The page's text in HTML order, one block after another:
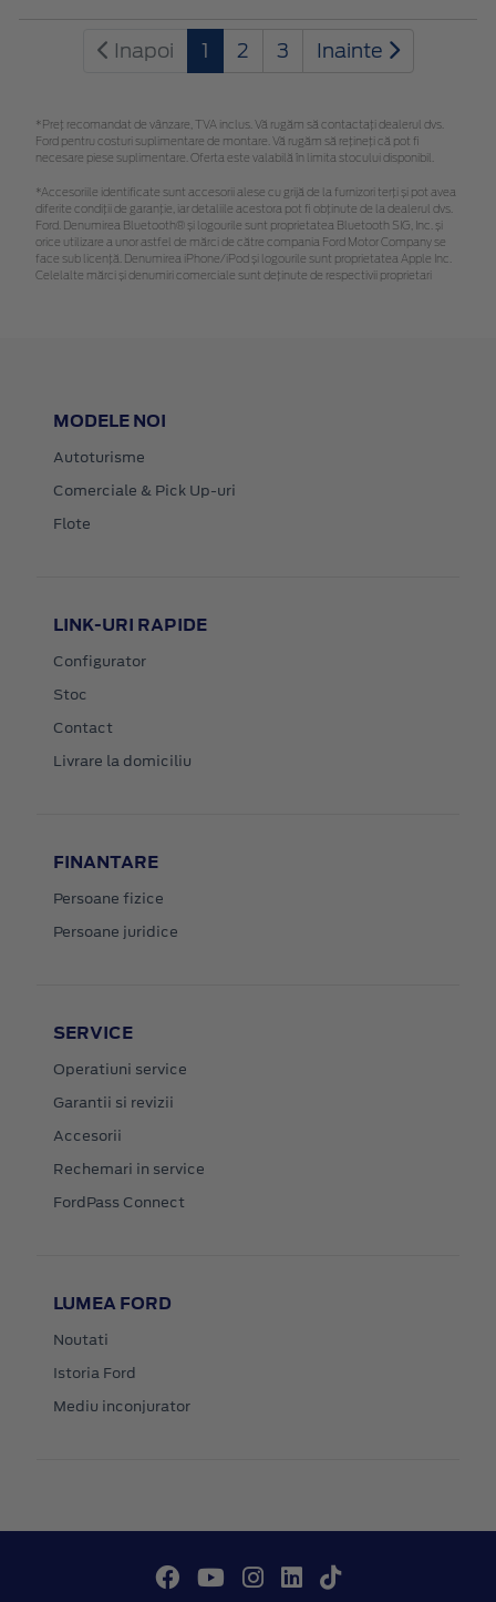
Inapoi 1 2 3 Inainte
*Preţ recomandat de vânzare, TVA inclus. Vă rugăm să contactaţi dealerul dvs.
Ford pentru costuri suplimentare de montare. Vă rugăm să rețineți că pot fi
necesare piese suplimentare. Oferta este valabilă în limita stocului disponibil.
*Accesoriile identificate sunt accesorii alese cu grijă de la furnizori terți și pot avea
diferite condiții de garanție, iar detaliile acestora pot fi obținute de la dealerul dvs.
Ford. Denumirea Bluetooth® și logourile sunt proprietatea Bluetooth SIG, Inc. și
orice utilizare a unor astfel de mărci de către compania Ford Motor Company se
face sub licență. Denumirea iPhone/iPod și logourile sunt proprietatea Apple Inc.
Celelalte mărci și denumiri comerciale sunt deținute de respectivii proprietari
MODELE NOI
Autoturisme
Comerciale & Pick Up-uri
Flote
LINK-URI RAPIDE
Configurator
Stoc
Contact
Livrare la domiciliu
FINANTARE
Persoane fizice
Persoane juridice
SERVICE
Operatiuni service
Garantii si revizii
Accesorii
Rechemari in service
FordPass Connect
LUMEA FORD
Noutati
Istoria Ford
Mediu inconjurator